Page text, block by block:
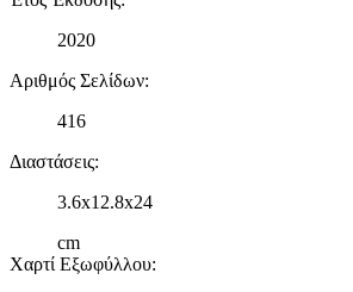
2020
Αριθμός Σελίδων:
416
Διαστάσεις:
3.6x12.8x24
cm
Χαρτί Εξωφύλλου: